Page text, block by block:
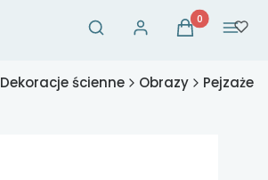
Otwórz wyszukiwarkę
Szukaj Zaloguj sięProdukty w
Koszyk Menu
Dekoracje ścienne Obrazy Pejzaże